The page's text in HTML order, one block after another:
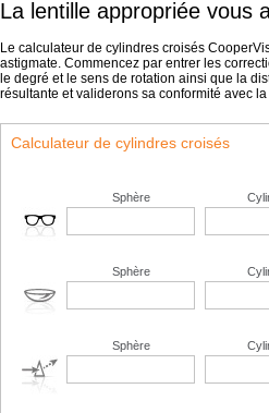
La lentille appropriée vous
Le calculateur de cylindres croisés
astigmate. Commencez par entrer les
le degré et le sens de rotation ainsi que la
résultante et validerons sa conformité avec
Calculateur de cylindres croisés
Sphère
Sphère
Sphère